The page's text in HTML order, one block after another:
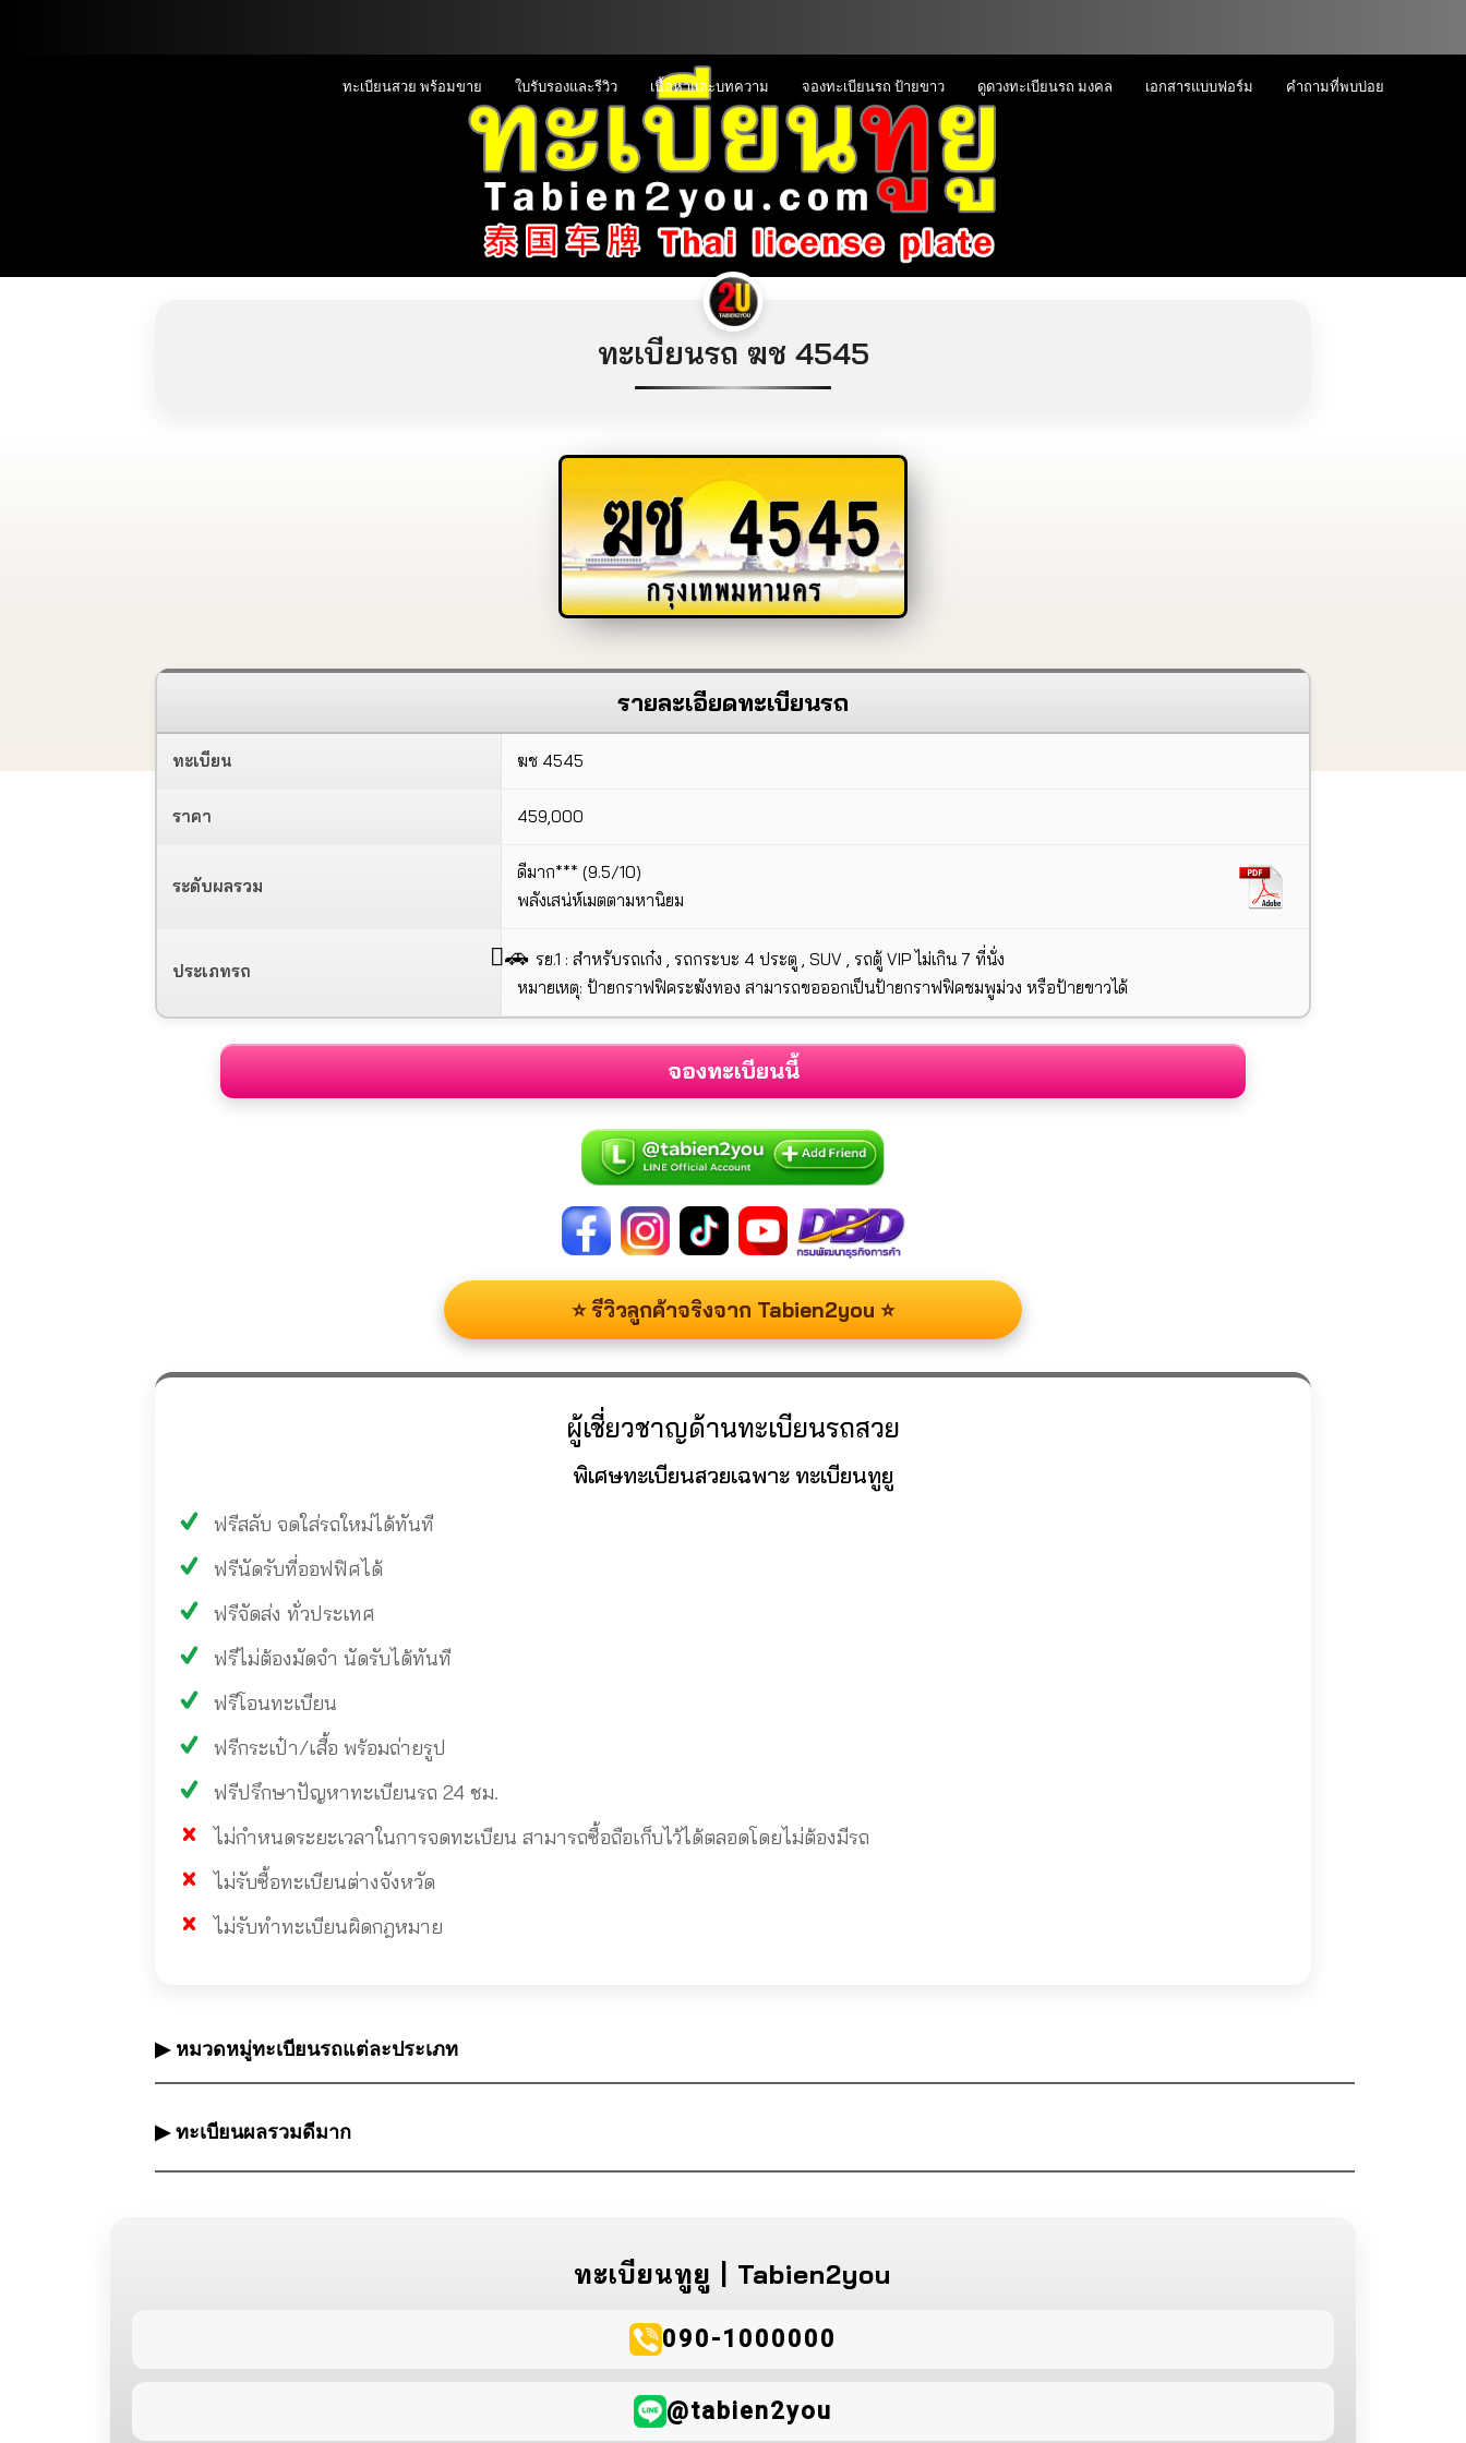
ทะเบียนสวย พร้อมขาย ใบรับรองและรีวิว เนื้อหาและบทความ จองทะเบียนรถ ป้ายขาว ดูดวงทะเบียนรถ มงคล เอกสารแบบฟอร์ม คำถามที่พบบ่อย
ทะเบียนรถ ฆช 4545
ฆช 4545
กรุงเทพมหานคร
รายละเอียดทะเบียนรถ
ทะเบียน ฆช 4545
ราคา 459,000
ระดับผลรวม
ดีมาก*** (9.5/10)
พลังเสน่ห์เมตตามหานิยม
ประเภทรถ
🚗 รย.1 : สำหรับรถเก๋ง , รถกระบะ 4 ประตู , SUV , รถตู้ VIP ไม่เกิน 7 ที่นั่ง
หมายเหตุ: ป้ายกราฟฟิคระฆังทอง สามารถขอออกเป็นป้ายกราฟฟิคชมพูม่วง หรือป้ายขาวได้
จองทะเบียนนี้
⭐ รีวิวลูกค้าจริงจาก Tabien2you ⭐
ผู้เชี่ยวชาญด้านทะเบียนรถสวย
พิเศษทะเบียนสวยเฉพาะ ทะเบียนทูยู
ฟรีสลับ จดใส่รถใหม่ได้ทันที
ฟรีนัดรับที่ออฟฟิศได้
ฟรีจัดส่ง ทั่วประเทศ
ฟรีไม่ต้องมัดจำ นัดรับได้ทันที
ฟรีโอนทะเบียน
ฟรีกระเป๋า/เสื้อ พร้อมถ่ายรูป
ฟรีปรึกษาปัญหาทะเบียนรถ 24 ชม.
ไม่กำหนดระยะเวลาในการจดทะเบียน สามารถซื้อถือเก็บไว้ได้ตลอดโดยไม่ต้องมีรถ
ไม่รับซื้อทะเบียนต่างจังหวัด
ไม่รับทำทะเบียนผิดกฎหมาย
▶ หมวดหมู่ทะเบียนรถแต่ละประเภท
▶ ทะเบียนผลรวมดีมาก
ทะเบียนทูยู | Tabien2you
090-1000000
@tabien2you